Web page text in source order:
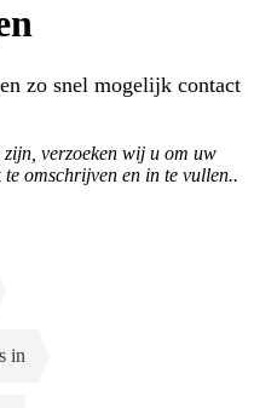
zo snel mogelijk contact
verzoeken wij u om uw
omschrijven en in te vullen..
in